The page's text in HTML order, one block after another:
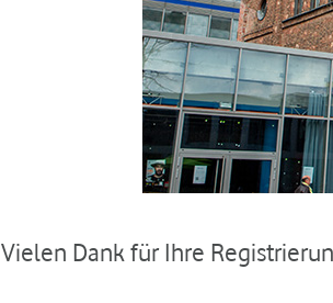
Vielen Dank für Ihre